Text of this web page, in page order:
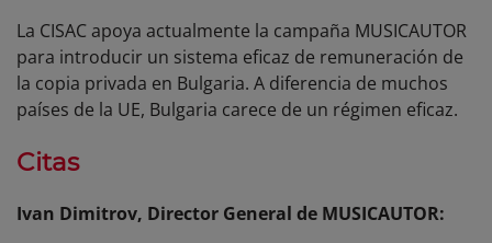
La CISAC apoya actualmente la campaña MUSICAUTOR
para introducir un sistema eficaz de remuneración de
la copia privada en Bulgaria. A diferencia de muchos
países de la UE, Bulgaria carece de un régimen eficaz.
Citas
Ivan Dimitrov, Director General de MUSICAUTOR: